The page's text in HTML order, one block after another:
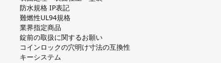
防⽔規格 IP表記
難燃性UL94規格
業界指定商品
錠前の取扱に関するお願い
コインロックの⽳明け⼨法の互換性
キーシステム